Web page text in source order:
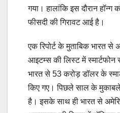
गया। हालांकि इस दौरान हॉन्ग
फीसदी की गिरावट आई है।
एक रिपोर्ट के मुताबिक भारत से
आइटम्स की लिस्ट में
भारत से 53 करोड़ डॉलर के
किए गए। पिछले साल के
है। इसके साथ ही भारत से